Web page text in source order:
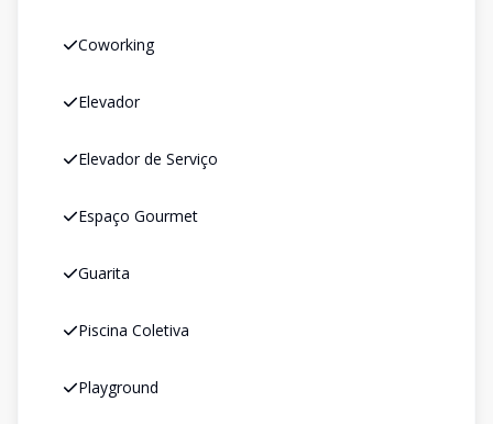
Coworking
Elevador
Elevador de Serviço
Espaço Gourmet
Guarita
Piscina Coletiva
Playground